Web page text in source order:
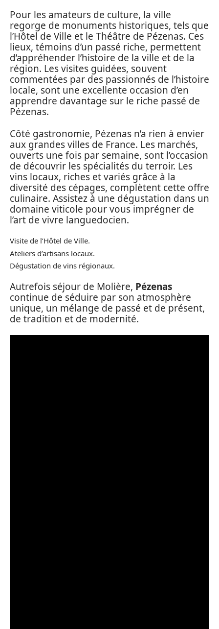
Pour les amateurs de culture, la ville
regorge de monuments historiques, tels que
l’Hôtel de Ville et le Théâtre de Pézenas. Ces
lieux, témoins d’un passé riche, permettent
d’appréhender l’histoire de la ville et de la
région. Les visites guidées, souvent
commentées par des passionnés de l’histoire
locale, sont une excellente occasion d’en
apprendre davantage sur le riche passé de
Pézenas.
Côté gastronomie, Pézenas n’a rien à envier
aux grandes villes de France. Les marchés,
ouverts une fois par semaine, sont l’occasion
de découvrir les spécialités du terroir. Les
vins locaux, riches et variés grâce à la
diversité des cépages, complètent cette offre
culinaire. Assistez à une dégustation dans un
domaine viticole pour vous imprégner de
l’art de vivre languedocien.
Visite de l’Hôtel de Ville.
Ateliers d’artisans locaux.
Dégustation de vins régionaux.
Autrefois séjour de Molière, Pézenas
continue de séduire par son atmosphère
unique, un mélange de passé et de présent,
de tradition et de modernité.